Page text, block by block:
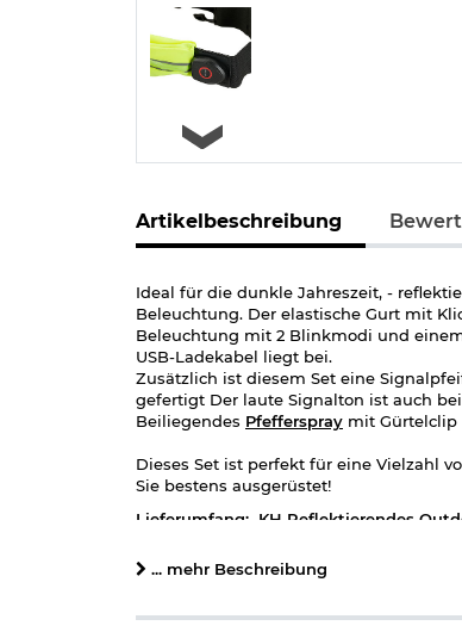
Artikelbeschreibung
Ideal für die dunkle Jahreszeit, -
Beleuchtung. Der elastische Gurt mit
Beleuchtung mit 2 Blinkmodi und
USB-Ladekabel liegt bei.
Zusätzlich ist diesem Set eine
gefertigt Der laute Signalton ist auch
Beiliegendes Pfefferspray mit Gürtelclip
Dieses Set ist perfekt für eine Vielzahl
Sie bestens ausgerüstet!
Lieferumfang: KH Reflektierendes
USB-Ladekabel
Pfefferspray 15ml mit Gürtelclip
... mehr Beschreibung